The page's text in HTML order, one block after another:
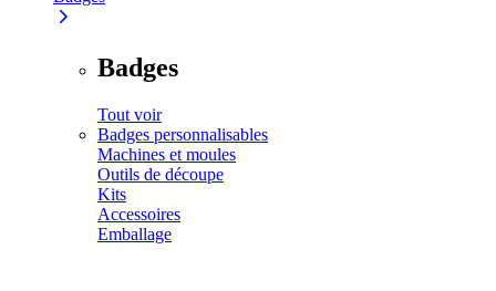
Badges
Tout voir
Badges personnalisables
Machines et moules
Outils de découpe
Kits
Accessoires
Emballage